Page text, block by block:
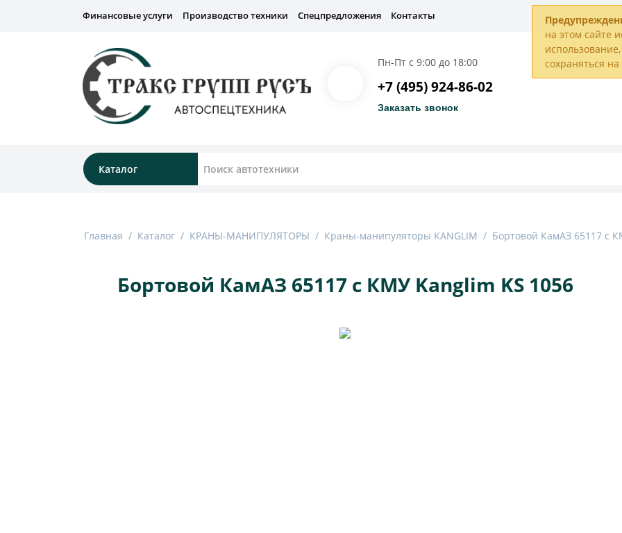
на этом сайте
сохраняться
Финансовые услуги Производство техники Спецпредложения Контакты
Пн-Пт с 9:00 до 18:00
+7 (495) 924-86-02
Заказать звонок
Каталог
Главная / Каталог / КРАНЫ-МАНИПУЛЯТОРЫ / Краны-манипуляторы KANGLIM / Бортовой КамАЗ 65117 с
Бортовой КамАЗ 65117 с КМУ Kanglim KS 1056